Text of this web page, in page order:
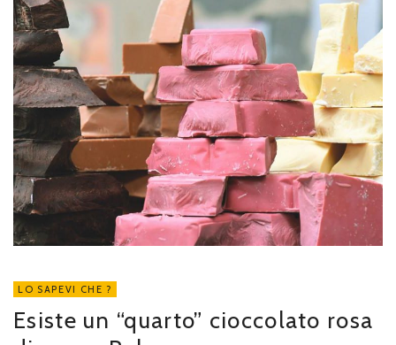
LO SAPEVI CHE ?
Esiste un “quarto” cioccolato rosa